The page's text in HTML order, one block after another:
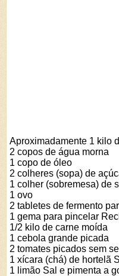
Aproximadamente 1 kilo
2 copos de água morna
1 copo de óleo
2 colheres (sopa) de
1 colher (sobremesa) de
1 ovo
2 tabletes de fermento
1 gema para pincelar
1/2 kilo de carne moída
1 cebola grande picada
2 tomates picados sem
1 xícara (chá) de hortelã
1 limão Sal e pimenta a